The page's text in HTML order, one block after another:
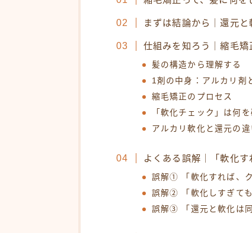
まずは結論から｜還元
仕組みを知ろう｜縮毛
髪の構造から理解する
1剤の中身：アルカリ剤
縮毛矯正のプロセス
「軟化チェック」は何
アルカリ軟化と還元の
よくある誤解｜「軟化
誤解① 「軟化すれば、
誤解② 「軟化しすぎて
誤解③ 「還元と軟化は